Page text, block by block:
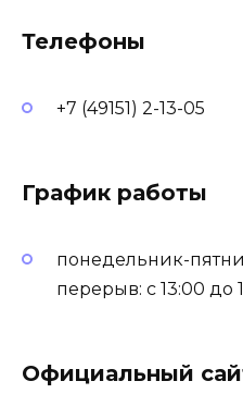
Телефоны
+7 (49151) 2-13-05
График работы
понедельник-
перерыв: с 13:00 до
Официальный